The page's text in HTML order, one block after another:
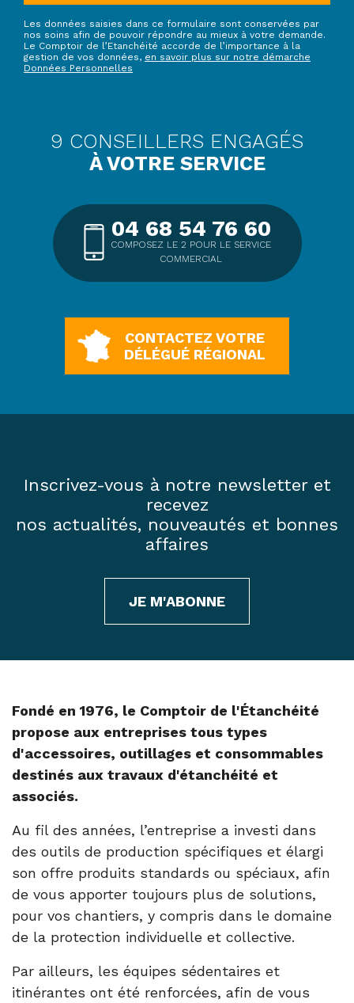
Les données saisies dans ce formulaire sont conservées par
nos soins afin de pouvoir répondre au mieux à votre demande.
Le Comptoir de l’Etanchéité accorde de l’importance à la
gestion de vos données, en savoir plus sur notre démarche
Données Personnelles
9 CONSEILLERS ENGAGÉS
À VOTRE SERVICE
04 68 54 76 60
COMPOSEZ LE 2 POUR LE SERVICE
COMMERCIAL
CONTACTEZ VOTRE
DÉLÉGUÉ RÉGIONAL
Inscrivez-vous à notre newsletter et
recevez
nos actualités, nouveautés et bonnes
affaires
JE M'ABONNE
Fondé en 1976, le Comptoir de l'Étanchéité
propose aux entreprises tous types
d'accessoires, outillages et consommables
destinés aux travaux d'étanchéité et
associés.
Au fil des années, l’entreprise a investi dans
des outils de production spécifiques et élargi
son offre produits standards ou spéciaux, afin
de vous apporter toujours plus de solutions,
pour vos chantiers, y compris dans le domaine
de la protection individuelle et collective.
Par ailleurs, les équipes sédentaires et
itinérantes ont été renforcées, afin de vous